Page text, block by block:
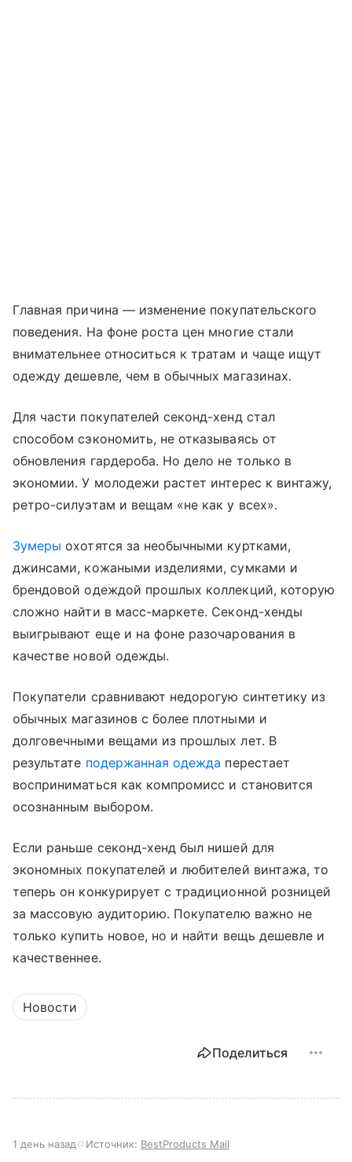
Главная причина — изменение покупательского
поведения. На фоне роста цен многие стали
внимательнее относиться к тратам и чаще ищут
одежду дешевле, чем в обычных магазинах.
Для части покупателей секонд-хенд стал
способом сэкономить, не отказываясь от
обновления гардероба. Но дело не только в
экономии. У молодежи растет интерес к винтажу,
ретро-силуэтам и вещам «не как у всех».
Зумеры охотятся за необычными куртками,
джинсами, кожаными изделиями, сумками и
брендовой одеждой прошлых коллекций, которую
сложно найти в масс-маркете. Секонд-хенды
выигрывают еще и на фоне разочарования в
качестве новой одежды.
Покупатели сравнивают недорогую синтетику из
обычных магазинов с более плотными и
долговечными вещами из прошлых лет. В
результате подержанная одежда перестает
восприниматься как компромисс и становится
осознанным выбором.
Если раньше секонд-хенд был нишей для
экономных покупателей и любителей винтажа, то
теперь он конкурирует с традиционной розницей
за массовую аудиторию. Покупателю важно не
только купить новое, но и найти вещь дешевле и
качественнее.
Новости
Поделиться
1 день назад Источник: BestProducts Mail